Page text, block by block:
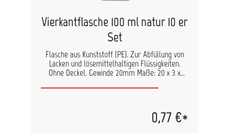
Vierkantflasche 100 ml natur 10 er
Set
Flasche aus Kunststoff (PE). Zur Abfüllung von
Lacken und lösemittelhaltigen Flüssigkeiten.
Ohne Deckel. Gewinde 20mm Maße: 20 x 3 x
0,77 €*